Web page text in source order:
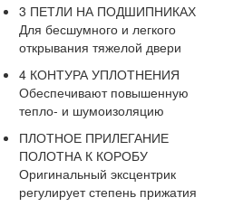
3 ПЕТЛИ НА ПОДШИПНИКАХ
Для бесшумного и легкого
открывания тяжелой двери
4 КОНТУРА УПЛОТНЕНИЯ
Обеспечивают повышенную
тепло- и шумоизоляцию
ПЛОТНОЕ ПРИЛЕГАНИЕ
ПОЛОТНА К КОРОБУ
Оригинальный эксцентрик
регулирует степень прижатия